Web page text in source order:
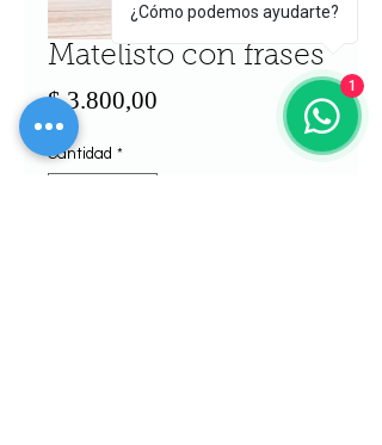
Matelisto con frases
$ 3.800,00
Cantidad *
¿Cómo podemos ayudarte?
1